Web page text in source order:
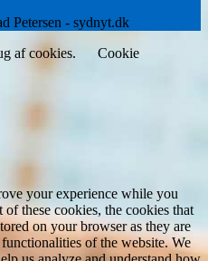
Petersen - sydnyt.dk
af cookies.
Cookie
your experience while you
these cookies, the cookies that
on your browser as they are
of the website. We